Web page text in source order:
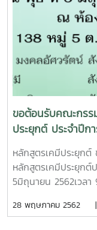
พฤกษศาสตร์ พันธุศา
ผลการศึกษาเฉลี่ย
สมัครแบบ ก1)-ไม่น้
เร็จการศึกษาตามข้
2.50-ต้องมีพิมพ์อย่า
ปฏิบัติหรือเคยปฏิบัติ
น้อยกว่า 1 ปี (ผู้สมัค
1.1 ป.โท -> ป.เอกแผ
ป.โท -> ป.เอกแผน
ต้น สำหรับผู้สมัครระ
ปริญญาตรี (ผู้สมัคร
แบบ 1.1, 2.1) หรือเที
สาขาวิชาเคมี เคมีอุ
ที่เกี่ยวข้อง โดยมีเกร
ขอต้อนรับคณะกรร
ประยุกต์ ประจำปีก
หลักสูตรเคมีประยุก
หลักสูตรเคมีประยุกต์
5มิถุนายน 2562เวล
จ.เชียงใหม่1.รศ.ดร
28 พฤษภาคม